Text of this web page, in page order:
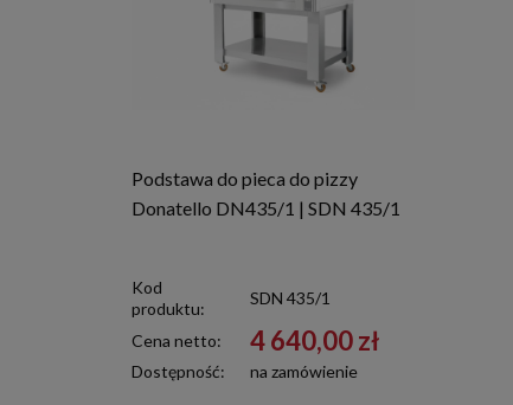
Podstawa do pieca do pizzy
Donatello DN435/1 | SDN 435/1
Kod
produktu:
SDN 435/1
Cena netto: 4 640,00 zł
Dostępność: na zamówienie